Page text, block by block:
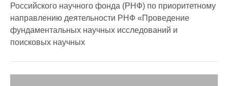
Российского научного фонда (РНФ) по приоритетному
направлению деятельности РНФ «Проведение
фундаментальных научных исследований и
поисковых научных